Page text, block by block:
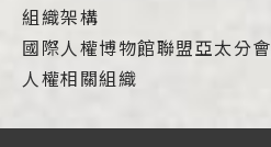
組織架構
國際人權博物館聯盟亞太分會
人權相關組織